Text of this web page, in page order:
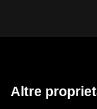
Altre